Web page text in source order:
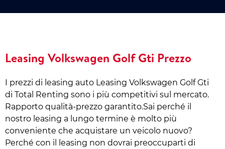
Leasing Volkswagen Golf Gti Prezzo
I prezzi di leasing auto Leasing Volkswagen Golf Gti
di Total Renting sono i più competitivi sul mercato.
Rapporto qualità-prezzo garantito.Sai perché il
nostro leasing a lungo termine è molto più
conveniente che acquistare un veicolo nuovo?
Perché con il leasing non dovrai preoccuparti di